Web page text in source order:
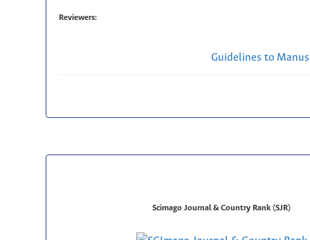
Reviewers:
Guidelines to
Scimago Journal & Country Rank (SJR)